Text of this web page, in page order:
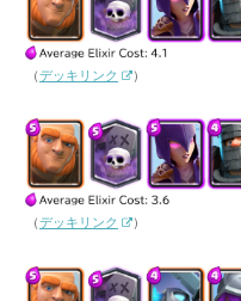
（デッキリンク ）
（デッキリンク ）